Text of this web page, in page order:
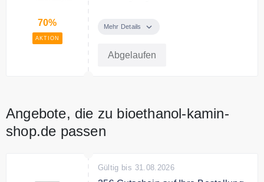
70%
AKTION
Kundenclub an und sparen Sie bis
im Frühzugang Weekend.
Mehr Details
Abgelaufen
Angebote, die zu bioethanol-kamin-
shop.de passen
Gültig bis 31.08.2026